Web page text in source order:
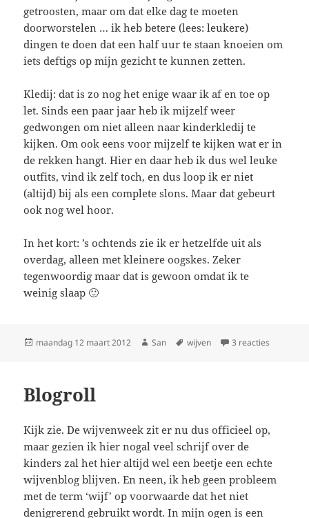
getroosten, maar om dat elke dag te moeten
doorworstelen … ik heb betere (lees: leukere)
dingen te doen dat een half uur te staan knoeien om
iets deftigs op mijn gezicht te kunnen zetten.
Kledij: dat is zo nog het enige waar ik af en toe op
let. Sinds een paar jaar heb ik mijzelf weer
gedwongen om niet alleen naar kinderkledij te
kijken. Om ook eens voor mijzelf te kijken wat er in
de rekken hangt. Hier en daar heb ik dus wel leuke
outfits, vind ik zelf toch, en dus loop ik er niet
(altijd) bij als een complete slons. Maar dat gebeurt
ook nog wel hoor.
In het kort: ’s ochtends zie ik er hetzelfde uit als
overdag, alleen met kleinere oogskes. Zeker
tegenwoordig maar dat is gewoon omdat ik te
weinig slaap 🙂
Geplaatst
maandag 12 maart 2012 Auteur
San Tags
wijven 3 reacties
Blogroll
Kijk zie. De wijvenweek zit er nu dus officieel op,
maar gezien ik hier nogal veel schrijf over de
kinders zal het hier altijd wel een beetje een echte
wijvenblog blijven. En neen, ik heb geen probleem
met de term ‘wijf’ op voorwaarde dat het niet
denigrerend gebruikt wordt. In mijn ogen is een